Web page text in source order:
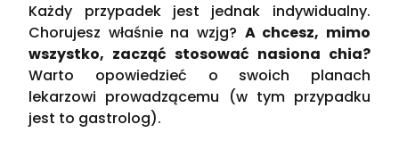
Każdy przypadek jest jednak indywidualny.
Chorujesz właśnie na wzjg? A chcesz, mimo
wszystko, zacząć stosować nasiona chia?
Warto opowiedzieć o swoich planach
lekarzowi prowadzącemu (w tym przypadku
jest to gastrolog).